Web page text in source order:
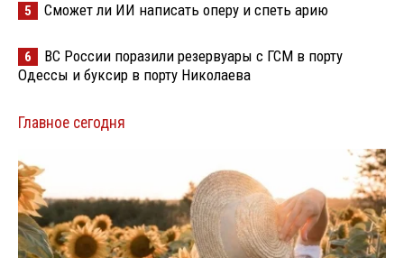
5 Сможет ли ИИ написать оперу и спеть арию
6
ВС России поразили резервуары с ГСМ в порту
Одессы и буксир в порту Николаева
Главное сегодня